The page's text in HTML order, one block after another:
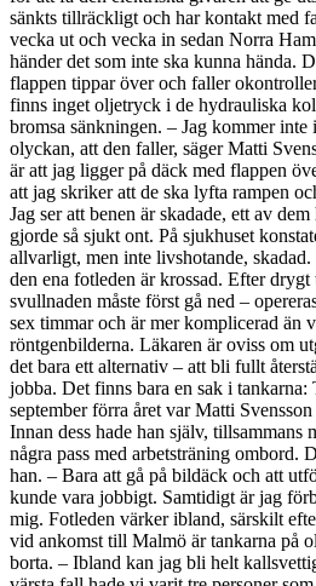
sänkts tillräckligt och har kontakt med
vecka ut och vecka in sedan Norra
händer det som inte ska kunna hända.
flappen tippar över och faller
finns inget oljetryck i de hydrauliska
bromsa sänkningen. – Jag kommer inte
olyckan, att den faller, säger Matti
är att jag ligger på däck med flappen
att jag skriker att de ska lyfta rampen
Jag ser att benen är skadade, ett av
gjorde så sjukt ont. På sjukhuset
allvarligt, men inte livshotande,
den ena fotleden är krossad. Efter
svullnaden måste först gå ned –
sex timmar och är mer komplicerad än
röntgenbilderna. Läkaren är oviss om
det bara ett alternativ – att bli fullt
jobba. Det finns bara en sak i
september förra året var Matti
Innan dess hade han själv, tillsammans
några pass med arbetsträning ombord.
han. – Bara att gå på bildäck och att
kunde vara jobbigt. Samtidigt är jag
mig. Fotleden värker ibland, särskilt
vid ankomst till Malmö är tankarna på
borta. – Ibland kan jag bli helt